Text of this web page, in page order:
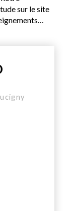
sur le site